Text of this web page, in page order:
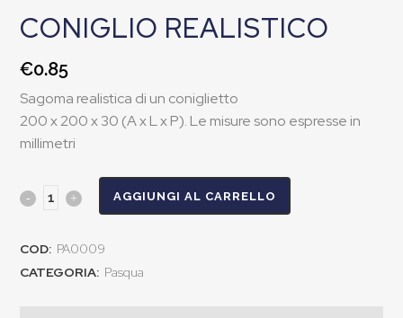
CONIGLIO REALISTICO
€0.85
Sagoma realistica di un coniglietto
200 x 200 x 30 (A x L x P). Le misure sono espresse in
millimetri
AGGIUNGI AL CARRELLO
COD: PA0009
CATEGORIA: Pasqua